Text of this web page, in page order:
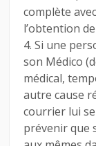
complète
l’obtention
4. Si une
son Médico
médical,
autre cause
courrier lui
prévenir que